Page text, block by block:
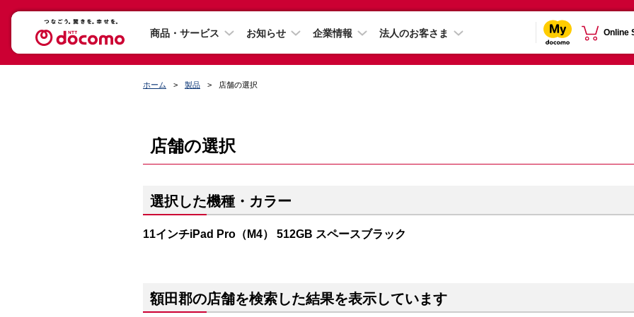
商品・サービス お知らせ 企業情報 法人のお客さま Online
ホーム 製品 店舗の選択
店舗の選択
選択した機種・カラー
11インチiPad Pro（M4） 512GB スペースブラック
額田郡の店舗を検索した結果を表示しています